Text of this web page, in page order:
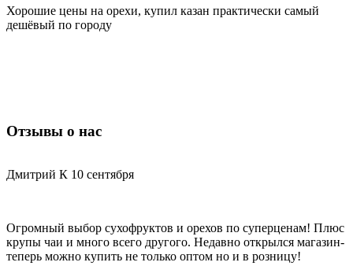
Хорошие цены на орехи, купил казан практически самый
дешёвый по городу
Отзывы о нас
Дмитрий К 10 сентября
Огромный выбор сухофруктов и орехов по суперценам! Плюс
крупы чаи и много всего другого. Недавно открылся магазин-
теперь можно купить не только оптом но и в розницу!